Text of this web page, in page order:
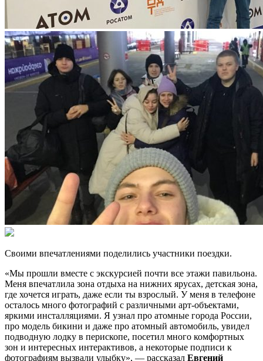
Своими впечатлениями поделились участники поездки.
«Мы прошли вместе с экскурсией почти все этажи павильона.
Меня впечатлила зона отдыха на нижних ярусах, детская зона,
где хочется играть, даже если ты взрослый. У меня в телефоне
осталось много фотографий с различными арт-объектами,
яркими инсталляциями. Я узнал про атомные города России,
про модель бикини и даже про атомный автомобиль, увидел
подводную лодку в перископе, посетил много комфортных
зон и интересных интерактивов, а некоторые подписи к
фотографиям вызвали улыбку», — рассказал Евгений